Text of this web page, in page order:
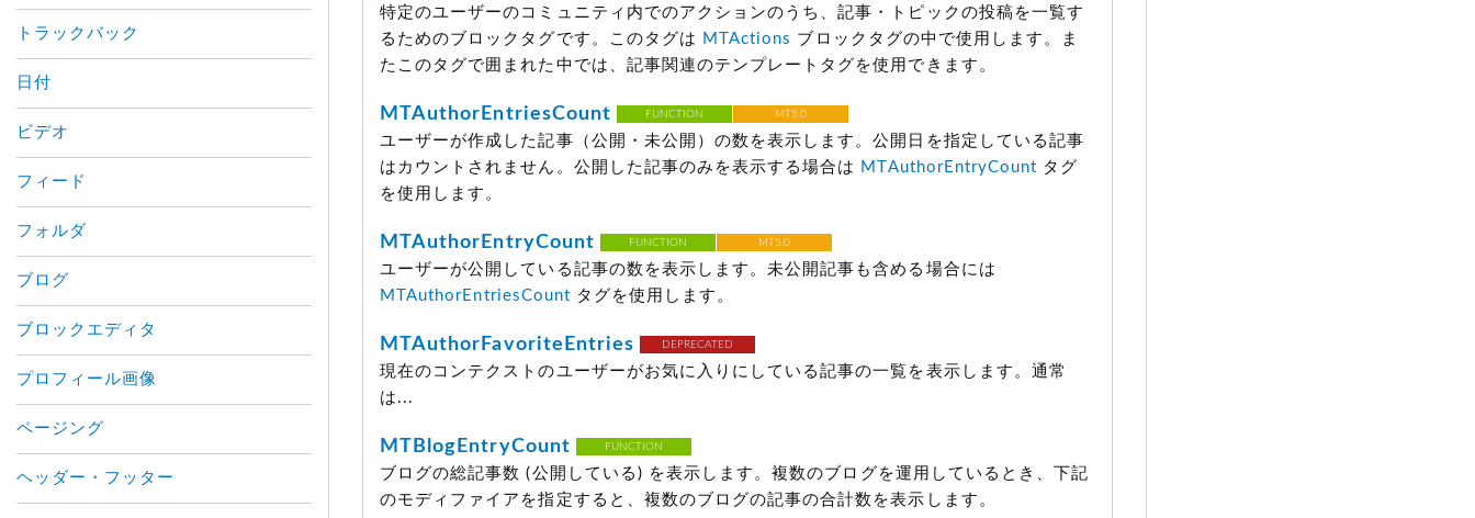
特定のユーザーのコミュニティ内でのアクションのうち、記事・トピックの投稿を一覧す
るためのブロックタグです。このタグは MTActions ブロックタグの中で使用します。ま
たこのタグで囲まれた中では、記事関連のテンプレートタグを使用できます。
MTAuthorEntriesCount FUNCTION MT5.0
ユーザーが作成した記事（公開・未公開）の数を表示します。公開日を指定している記事
はカウントされません。公開した記事のみを表示する場合は MTAuthorEntryCount タグ
を使用します。
MTAuthorEntryCount FUNCTION MT5.0
ユーザーが公開している記事の数を表示します。未公開記事も含める場合には
MTAuthorEntriesCount タグを使用します。
MTAuthorFavoriteEntries DEPRECATED
現在のコンテクストのユーザーがお気に入りにしている記事の一覧を表示します。通常
は...
MTBlogEntryCount FUNCTION
ブログの総記事数(公開している) を表示します。複数のブログを運用しているとき、下記
のモディファイアを指定すると、複数のブログの記事の合計数を表示します。
トラックバック
日付
ビデオ
フィード
フォルダ
ブログ
ブロックエディタ
プロフィール画像
ページング
ヘッダー・フッター